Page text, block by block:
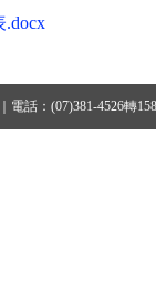
.docx
話：(07)381-4526轉